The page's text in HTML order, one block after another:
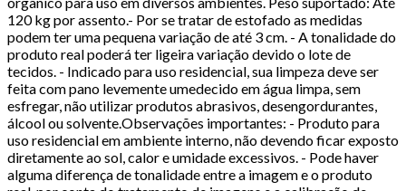
120 kg por assento.- Por se tratar de estofado as medidas
podem ter uma pequena variação de até 3 cm. - A tonalidade do
produto real poderá ter ligeira variação devido o lote de
tecidos. - Indicado para uso residencial, sua limpeza deve ser
feita com pano levemente umedecido em água limpa, sem
esfregar, não utilizar produtos abrasivos, desengordurantes,
álcool ou solvente.Observações importantes: - Produto para
uso residencial em ambiente interno, não devendo ficar exposto
diretamente ao sol, calor e umidade excessivos. - Pode haver
alguma diferença de tonalidade entre a imagem e o produto